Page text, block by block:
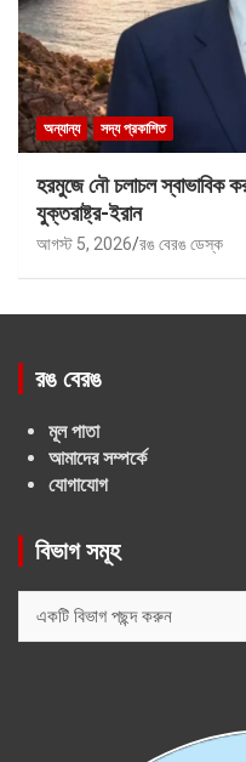
অন্যান্য সদ্য প্রকাশিত
হরমুজে নৌ চলাচল স্বাভাবিক
যুক্তরাষ্ট্র-ইরান
আগস্ট 5, 2026 রঙ বেরঙ ডেস্ক
রঙ বেরঙ
মূল পাতা
আমাদের সম্পর্কে
যোগাযোগ
বিভাগ সমূহ